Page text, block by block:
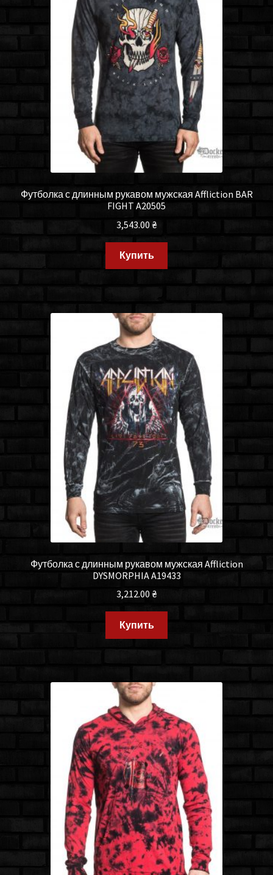
Футболка с длинным рукавом мужская Affliction BAR
FIGHT A20505
3,543.00 ₴
Купить
Футболка с длинным рукавом мужская Affliction
DYSMORPHIA A19433
3,212.00 ₴
Купить